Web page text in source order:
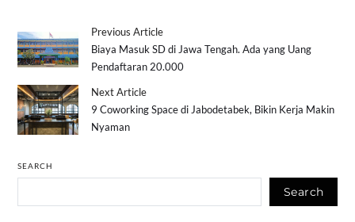
Previous Article
Biaya Masuk SD di Jawa Tengah. Ada yang Uang
Pendaftaran 20.000
Next Article
9 Coworking Space di Jabodetabek, Bikin Kerja Makin
Nyaman
SEARCH
Search